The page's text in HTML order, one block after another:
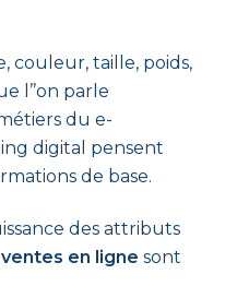
couleur, taille, poids,
l’’on parle
du e-
digital pensent
de base.
des attributs
en ligne sont